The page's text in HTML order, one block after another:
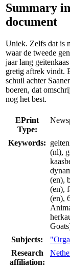
Summary
document
Uniek. Zelfs dat is
waar de tweede
jaar lang
gretig aftrek vindt.
schuil achter
boeren, dat
nog het best.
EPrint
Type:
Keywords:
(nl),
(en),
(en),
(en),
Subjects:
Research
affiliation: